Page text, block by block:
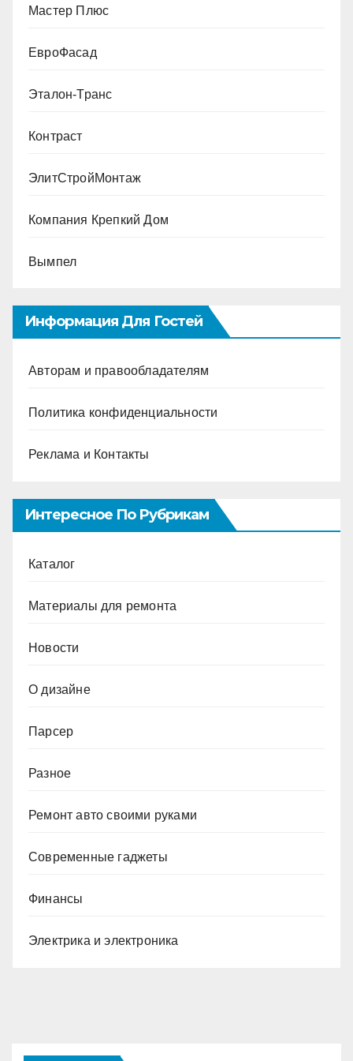
Мастер Плюс
ЕвроФасад
Эталон-Транс
Контраст
ЭлитСтройМонтаж
Компания Крепкий Дом
Вымпел
Информация Для Гостей
Авторам и правообладателям
Политика конфиденциальности
Реклама и Контакты
Интересное По Рубрикам
Каталог
Материалы для ремонта
Новости
О дизайне
Парсер
Разное
Ремонт авто своими руками
Современные гаджеты
Финансы
Электрика и электроника